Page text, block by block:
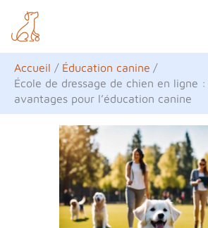
contenu
Accueil
Éducation canine
École de dressage de chien en ligne
avantages pour l’éducation canine
e
c
h
e